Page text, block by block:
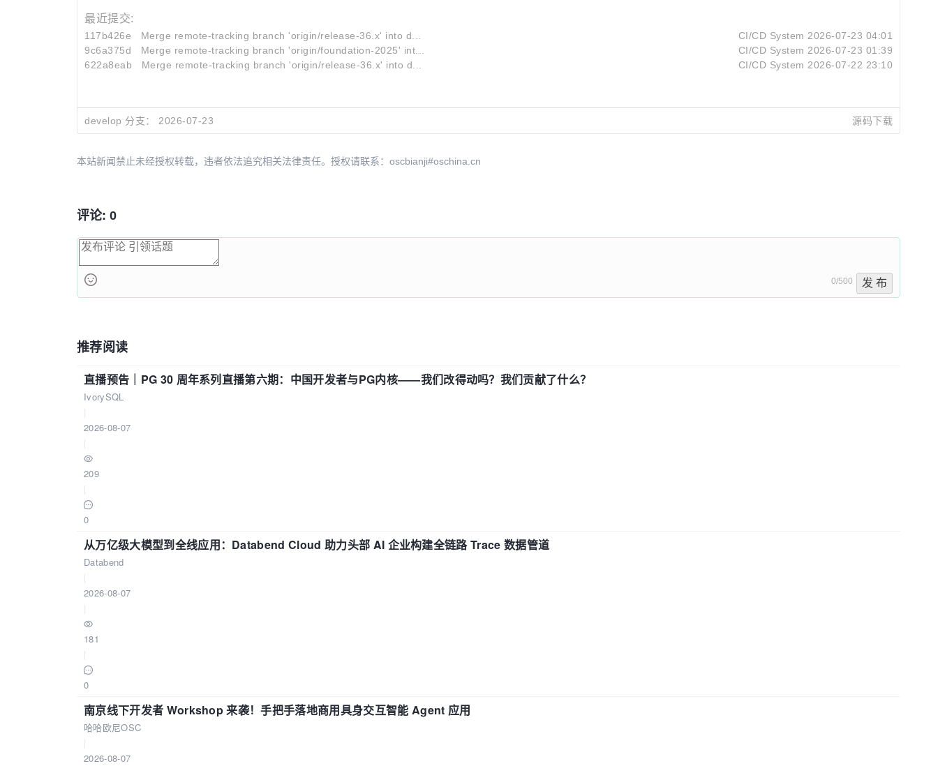
最近提交:
117b426e Merge remote-tracking branch 'origin/release-36.x' into d... CI/CD System 2026-07-23 04:01
9c6a375d
Merge remote-tracking branch 'origin/foundation-2025' int... CI/CD System 2026-07-23 01:39
622a8eab
Merge remote-tracking branch 'origin/release-36.x' into d... CI/CD System 2026-07-22 23:10
develop 分支： 2026-07-23 源码下载
本站新闻禁止未经授权转载，违者依法追究相关法律责任。授权请联系：oscbianji#oschina.cn
评论: 0
0/500 发 布
推荐阅读
直播预告｜PG 30 周年系列直播第六期：中国开发者与PG内核——我们改得动吗？我们贡献了什么？
IvorySQL
2026-08-07
209
0
从万亿级大模型到全线应用：Databend Cloud 助力头部 AI 企业构建全链路 Trace 数据管道
Databend
2026-08-07
181
0
南京线下开发者 Workshop 来袭！手把手落地商用具身交互智能 Agent 应用
哈哈欧尼OSC
2026-08-07